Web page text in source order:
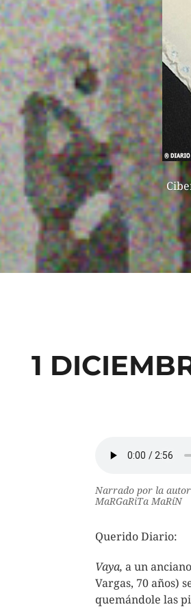
1
Narrado por la
MaRGaRiTa MaRíN
Querido Diario:
Vaya, a un
Vargas, 70 años)
quemándole las